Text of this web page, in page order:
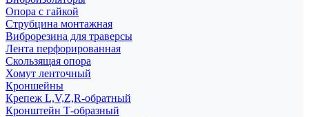
Опора с гайкой
Струбцина монтажная
Виброрезина для траверсы
Лента перфорированная
Скользящая опора
Хомут ленточный
Кроншейны
Крепеж L,V,Z,R-обратный
Кронштейн Т-образный